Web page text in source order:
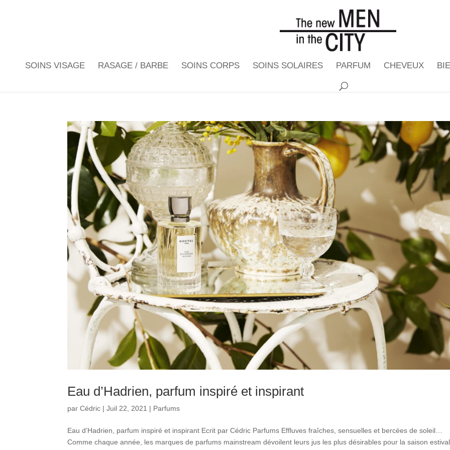
SOINS VISAGE RASAGE / BARBE SOINS CORPS SOINS SOLAIRES PARFUM CHEVEUX
Eau d’Hadrien, parfum inspiré et inspirant
parCédric |Juil 22, 2021 | Parfums
Eau d’Hadrien, parfum inspiré et inspirant Ecrit par Cédric Parfums Effluves fraîches, sensuelles et bercées de soleil…
Comme chaque année, les marques de parfums mainstream dévoilent leurs jus les plus désirables pour la saison